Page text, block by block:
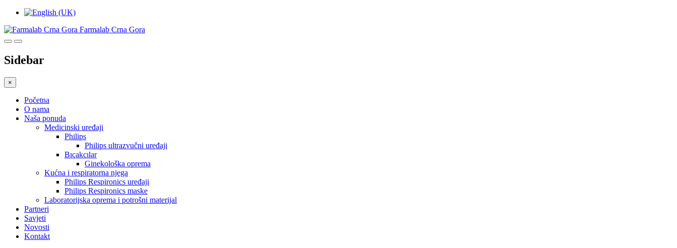
Farmalab Crna Gora
Sidebar
×
Početna
O nama
Naša ponuda
Medicinski uređaji
Philips
Philips ultrazvučni uređaji
Bıçakcılar
Ginekološka oprema
Kućna i respiratorna njega
Philips Respironics uređaji
Philips Respironics maske
Laboratorijska oprema i potrošni materijal
Partneri
Savjeti
Novosti
Kontakt